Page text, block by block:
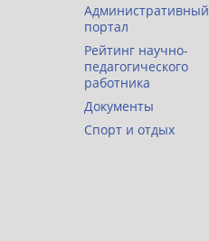
Административный
портал
Рейтинг научно-
педагогического
работника
Документы
Спорт и отдых